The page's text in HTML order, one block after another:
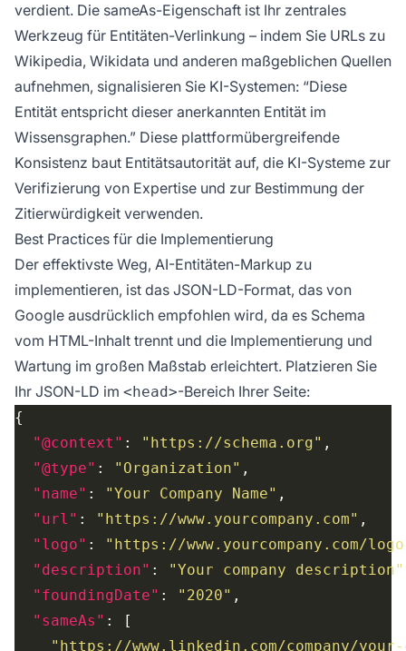
verdient. Die sameAs-Eigenschaft ist Ihr zentrales
Werkzeug für Entitäten-Verlinkung – indem Sie URLs zu
Wikipedia, Wikidata und anderen maßgeblichen Quellen
aufnehmen, signalisieren Sie KI-Systemen: “Diese
Entität entspricht dieser anerkannten Entität im
Wissensgraphen.” Diese plattformübergreifende
Konsistenz baut Entitätsautorität auf, die KI-Systeme zur
Verifizierung von Expertise und zur Bestimmung der
Zitierwürdigkeit verwenden.
Best Practices für die Implementierung
Der effektivste Weg, AI-Entitäten-Markup zu
implementieren, ist das JSON-LD-Format, das von
Google ausdrücklich empfohlen wird, da es Schema
vom HTML-Inhalt trennt und die Implementierung und
Wartung im großen Maßstab erleichtert. Platzieren Sie
Ihr JSON-LD im <head>-Bereich Ihrer Seite:
"@context" : "https://schema.org"
"@type" : "Organization"
"name" : "Your Company Name"
"url" : "https://www.yourcompany.com"
"logo" :
"https://www.yourcompany.com/
"description" :
"Your company description"
"foundingDate" : "2020"
"sameAs"
"https://www.linkedin.com/company/your-